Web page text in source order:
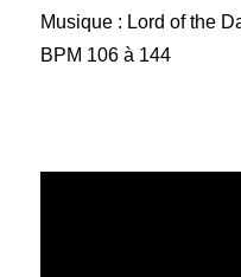
Musique : Lord of the
BPM 106 à 144